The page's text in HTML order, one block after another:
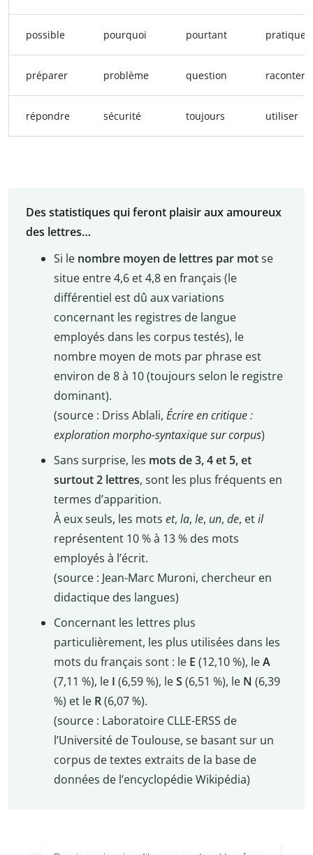
possible pourquoi pourtant pratique
préparer problème question raconter
répondre sécurité toujours utiliser
Des statistiques qui feront plaisir aux amoureux
des lettres…
Si le nombre moyen de lettres par motse
situe entre 4,6 et 4,8 en français (le
différentiel est dû aux variations
concernant les registres de langue
employés dans les corpus testés), le
nombre moyen de mots par phrase est
environ de 8 à 10 (toujours selon le registre
dominant).
(source : Driss Ablali, Écrire en critique :
exploration morpho-syntaxique sur corpus)
Sans surprise, les mots de 3, 4 et 5, et
surtout 2 lettres, sont les plus fréquents en
termes d’apparition.
À eux seuls, les mots et, la, le, un, de, etil
représentent 10 % à 13 % des mots
employés à l’écrit.
(source : Jean-Marc Muroni, chercheur en
didactique des langues)
Concernant les lettres plus
particulièrement, les plus utilisées dans les
mots du français sont : le E (12,10 %), leA
(7,11 %), le I (6,59 %), leS (6,51 %), le N (6,39
%) et le R(6,07 %).
(source : Laboratoire CLLE-ERSS de
l’Université de Toulouse, se basant sur un
corpus de textes extraits de la base de
données de l’encyclopédie Wikipédia)